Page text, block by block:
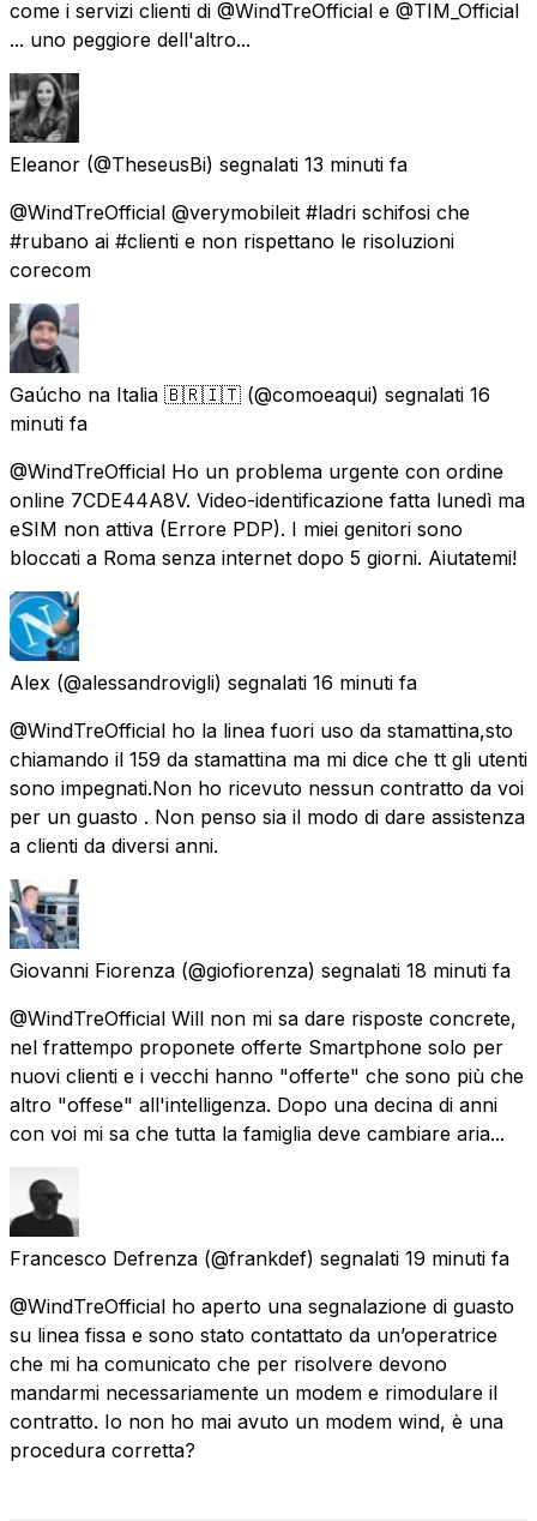
come i servizi clienti di @WindTreOfficial e @TIM_Official
... uno peggiore dell'altro...
Eleanor (@TheseusBi) segnalati 13 minuti fa
@WindTreOfficial @verymobileit #ladri schifosi che
#rubano ai #clienti e non rispettano le risoluzioni
corecom
Gaúcho na Italia 🇧🇷🇮🇹 (@comoeaqui) segnalati 16
minuti fa
@WindTreOfficial Ho un problema urgente con ordine
online 7CDE44A8V. Video-identificazione fatta lunedì ma
eSIM non attiva (Errore PDP). I miei genitori sono
bloccati a Roma senza internet dopo 5 giorni. Aiutatemi!
Alex (@alessandrovigli) segnalati 16 minuti fa
@WindTreOfficial ho la linea fuori uso da stamattina,sto
chiamando il 159 da stamattina ma mi dice che tt gli utenti
sono impegnati.Non ho ricevuto nessun contratto da voi
per un guasto . Non penso sia il modo di dare assistenza
a clienti da diversi anni.
Giovanni Fiorenza (@giofiorenza) segnalati 18 minuti fa
@WindTreOfficial Will non mi sa dare risposte concrete,
nel frattempo proponete offerte Smartphone solo per
nuovi clienti e i vecchi hanno "offerte" che sono più che
altro "offese" all'intelligenza. Dopo una decina di anni
con voi mi sa che tutta la famiglia deve cambiare aria...
Francesco Defrenza (@frankdef) segnalati 19 minuti fa
@WindTreOfficial ho aperto una segnalazione di guasto
su linea fissa e sono stato contattato da un’operatrice
che mi ha comunicato che per risolvere devono
mandarmi necessariamente un modem e rimodulare il
contratto. Io non ho mai avuto un modem wind, è una
procedura corretta?